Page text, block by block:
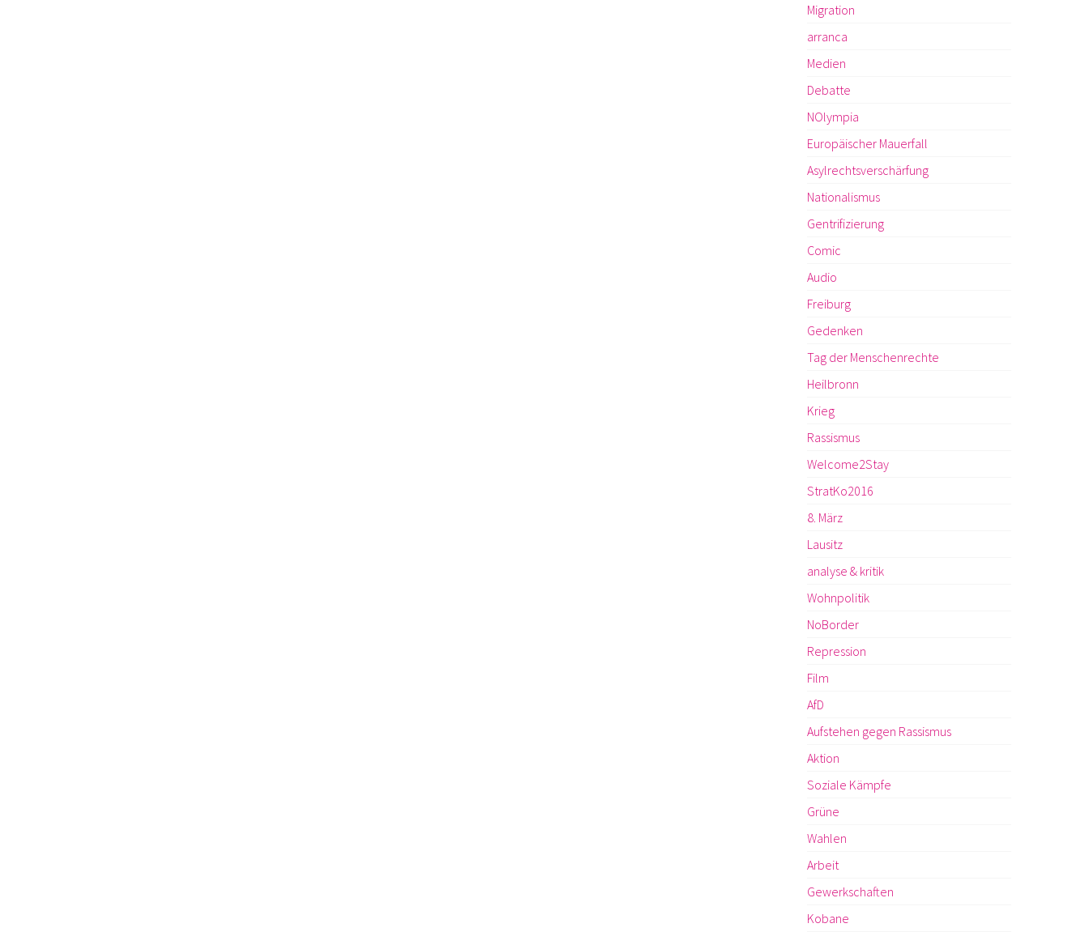
Migration
arranca
Medien
Debatte
NOlympia
Europäischer Mauerfall
Asylrechtsverschärfung
Nationalismus
Gentrifizierung
Comic
Audio
Freiburg
Gedenken
Tag der Menschenrechte
Heilbronn
Krieg
Rassismus
Welcome2Stay
StratKo2016
8. März
Lausitz
analyse & kritik
Wohnpolitik
NoBorder
Repression
Film
AfD
Aufstehen gegen Rassismus
Aktion
Soziale Kämpfe
Grüne
Wahlen
Arbeit
Gewerkschaften
Kobane